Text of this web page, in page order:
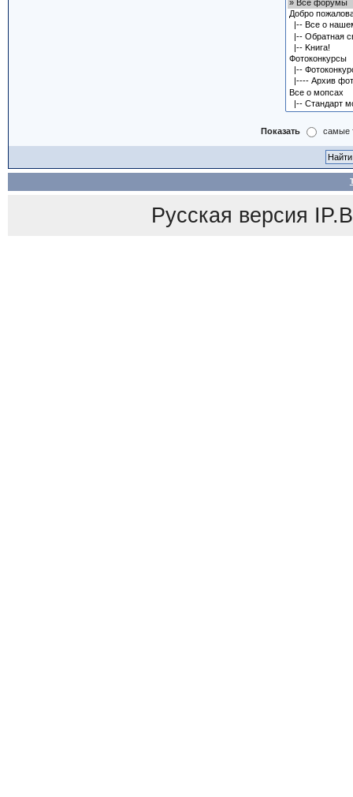
Показать самые
Русская версия